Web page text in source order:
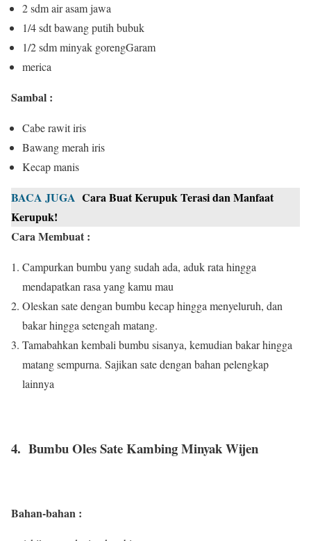
2 sdm air asam jawa
1/4 sdt bawang putih bubuk
1/2 sdm minyak gorengGaram
merica
Sambal :
Cabe rawit iris
Bawang merah iris
Kecap manis
BACA JUGA Cara Buat Kerupuk Terasi dan Manfaat
Kerupuk!
Cara Membuat :
Campurkan bumbu yang sudah ada, aduk rata hingga
mendapatkan rasa yang kamu mau
Oleskan sate dengan bumbu kecap hingga menyeluruh, dan
bakar hingga setengah matang.
Tamabahkan kembali bumbu sisanya, kemudian bakar hingga
matang sempurna. Sajikan sate dengan bahan pelengkap
lainnya
4. Bumbu Oles Sate Kambing Minyak Wijen
Bahan-bahan :